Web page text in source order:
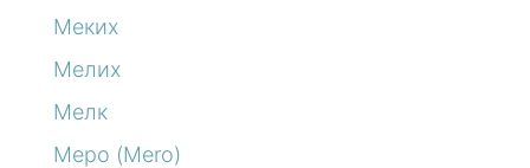
Меких
Мелих
Мелк
Меро (Mero)